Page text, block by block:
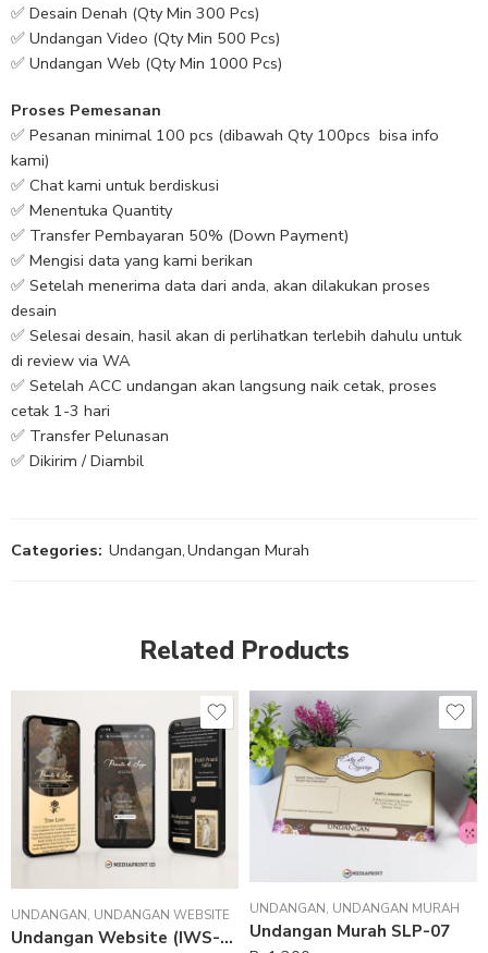
✅ Desain Denah (Qty Min 300 Pcs)
✅ Undangan Video (Qty Min 500 Pcs)
✅ Undangan Web (Qty Min 1000 Pcs)
Proses Pemesanan
✅ Pesanan minimal 100 pcs (dibawah Qty 100pcs bisa info
kami)
✅ Chat kami untuk berdiskusi
✅ Menentuka Quantity
✅ Transfer Pembayaran 50% (Down Payment)
✅ Mengisi data yang kami berikan
✅ Setelah menerima data dari anda, akan dilakukan proses
desain
✅ Selesai desain, hasil akan di perlihatkan terlebih dahulu untuk
di review via WA
✅ Setelah ACC undangan akan langsung naik cetak, proses
cetak 1-3 hari
✅ Transfer Pelunasan
✅ Dikirim / Diambil
Categories: Undangan,Undangan Murah
Related Products
UNDANGAN, UNDANGAN WEBSITE
Undangan Website (IWS-07)
UNDANGAN, UNDANGAN MURAH
Undangan Murah SLP-07